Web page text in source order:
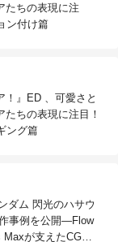
たちの表現に注
ン付け篇
！』ED 、可愛さと
ちの表現に注目！
ング篇
ダム 閃光のハサウ
事例を公開―Flow
が支えたCG制